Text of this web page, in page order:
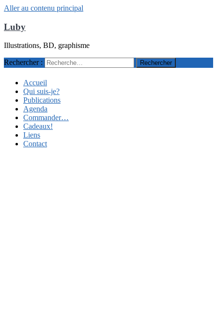
Aller au contenu principal
Luby
Illustrations, BD, graphisme
Rechercher :
Accueil
Qui suis-je?
Publications
Agenda
Commander…
Cadeaux!
Liens
Contact